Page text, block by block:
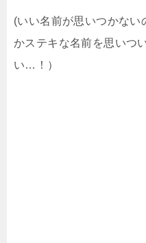
(いい名前が思いつかな
かステキな名前を思いつ
い…！）